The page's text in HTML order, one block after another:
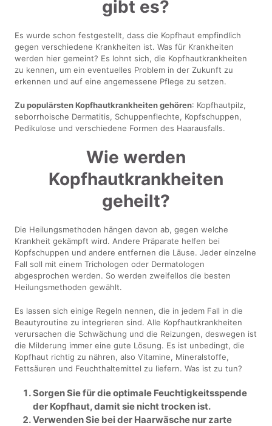
gibt es?
Es wurde schon festgestellt, dass die Kopfhaut empfindlich
gegen verschiedene Krankheiten ist. Was für Krankheiten
werden hier gemeint? Es lohnt sich, die Kopfhautkrankheiten
zu kennen, um ein eventuelles Problem in der Zukunft zu
erkennen und auf eine angemessene Pflege zu setzen.
Zu populärsten Kopfhautkrankheiten gehören: Kopfhautpilz,
seborrhoische Dermatitis, Schuppenflechte, Kopfschuppen,
Pedikulose und verschiedene Formen des Haarausfalls.
Wie werden
Kopfhautkrankheiten
geheilt?
Die Heilungsmethoden hängen davon ab, gegen welche
Krankheit gekämpft wird. Andere Präparate helfen bei
Kopfschuppen und andere entfernen die Läuse. Jeder einzelne
Fall soll mit einem Trichologen oder Dermatologen
abgesprochen werden. So werden zweifellos die besten
Heilungsmethoden gewählt.
Es lassen sich einige Regeln nennen, die in jedem Fall in die
Beautyroutine zu integrieren sind. Alle Kopfhautkrankheiten
verursachen die Schwächung und die Reizungen, deswegen ist
die Milderung immer eine gute Lösung. Es ist unbedingt, die
Kopfhaut richtig zu nähren, also Vitamine, Mineralstoffe,
Fettsäuren und Feuchthaltemittel zu liefern. Was ist zu tun?
Sorgen Sie für die optimale Feuchtigkeitsspende
der Kopfhaut, damit sie nicht trocken ist.
Verwenden Sie bei der Haarwäsche nur zarte